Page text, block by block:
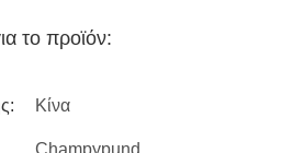
το προϊόν:
Κίνα
Champypund